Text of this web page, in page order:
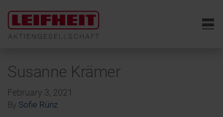
6
Susanne Krämer
February 3, 2021
By Sofie Rünz